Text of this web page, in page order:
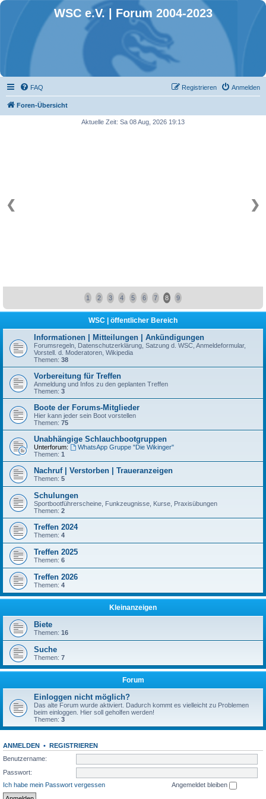
WSC e.V. | Forum 2004-2023
FAQ Anmelden
Registrieren
Foren-Übersicht
Aktuelle Zeit: Sa 08 Aug, 2026 19:13
❮ ❯
1 2 3 4 5 6 7 8 9
WSC | öffentlicher Bereich
Informationen | Mitteilungen | Ankündigungen
Forumsregeln, Datenschutzerklärung, Satzung d. WSC, Anmeldeformular,
Vorstell. d. Moderatoren, Wikipedia
Themen: 38
Vorbereitung für Treffen
Anmeldung und Infos zu den geplanten Treffen
Themen: 3
Boote der Forums-Mitglieder
Hier kann jeder sein Boot vorstellen
Themen: 75
Unabhängige Schlauchbootgruppen
Unterforum:
WhatsApp Gruppe "Die Wikinger"
Themen: 1
Nachruf | Verstorben | Traueranzeigen
Themen: 5
Schulungen
Sportbootführerscheine, Funkzeugnisse, Kurse, Praxisübungen
Themen: 2
Treffen 2024
Themen: 4
Treffen 2025
Themen: 6
Treffen 2026
Themen: 4
Kleinanzeigen
Biete
Themen: 16
Suche
Themen: 7
Forum
Einloggen nicht möglich?
Das alte Forum wurde aktiviert. Dadurch kommt es vielleicht zu Problemen
beim einloggen. Hier soll geholfen werden!
Themen: 3
ANMELDEN • REGISTRIEREN
Benutzername:
Passwort:
Ich habe mein Passwort vergessen
Angemeldet bleiben